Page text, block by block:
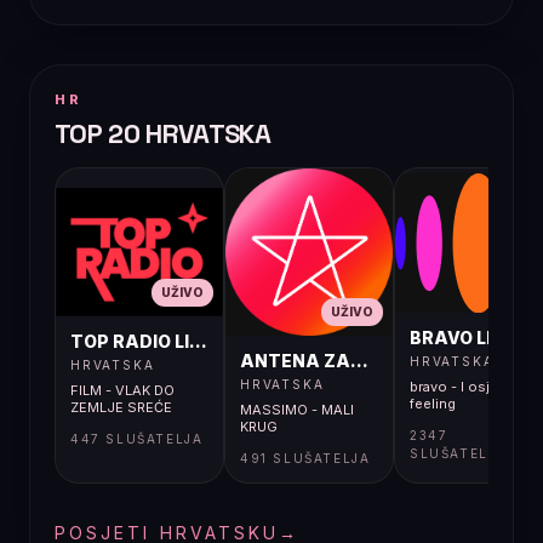
HR
TOP 20 HRVATSKA
UŽIVO
TOP RADIO LIVE
HRVATSKA
FILM - VLAK DO
ZEMLJE SREĆE
447 SLUŠATELJA
UŽIVO
ANTENA ZAGREB LIVE
HRVATSKA
MASSIMO - MALI
KRUG
491 SLUŠATELJA
BRAVO LIVE
HRVATSKA
bravo - I osjećaj i
feeling
2347
SLUŠATELJA
POSJETI HRVATSKU →